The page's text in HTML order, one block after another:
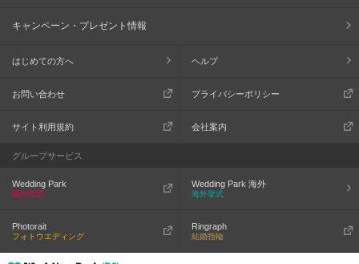
キャンペーン・プレゼント情報
はじめての方へ ヘルプ
お問い合わせ プライバシーポリシー
サイト利用規約 会社案内
グループサービス
Wedding Park
国内挙式
Wedding Park 海外
海外挙式
Photorait
フォトウエディング
Ringraph
結婚指輪